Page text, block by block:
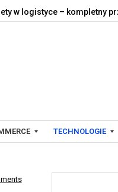
– kompletny
TECHNOLOGIE